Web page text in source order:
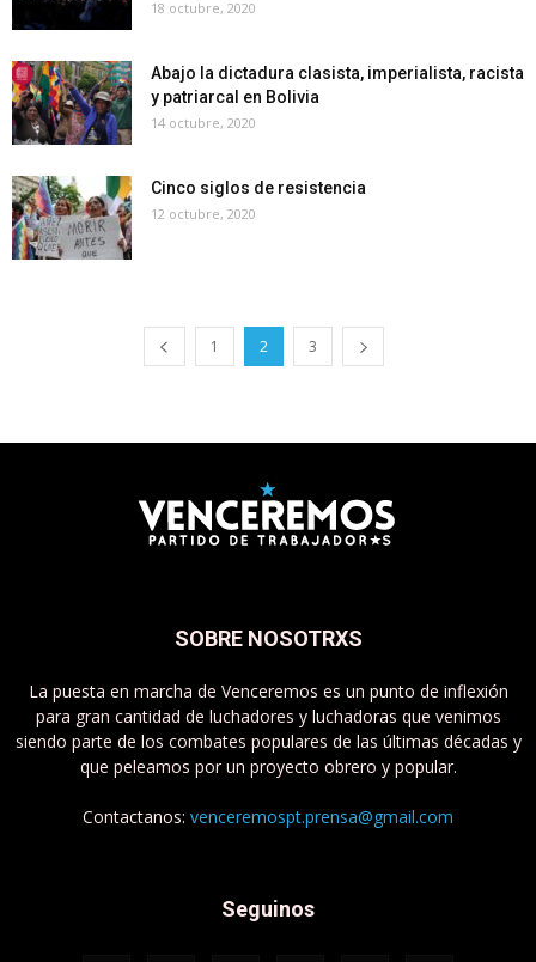
18 octubre, 2020
Abajo la dictadura clasista, imperialista, racista
y patriarcal en Bolivia
14 octubre, 2020
Cinco siglos de resistencia
12 octubre, 2020
1 2 3
SOBRE NOSOTRXS
La puesta en marcha de Venceremos es un punto de inflexión
para gran cantidad de luchadores y luchadoras que venimos
siendo parte de los combates populares de las últimas décadas y
que peleamos por un proyecto obrero y popular.
Contactanos: venceremospt.prensa@gmail.com
Seguinos